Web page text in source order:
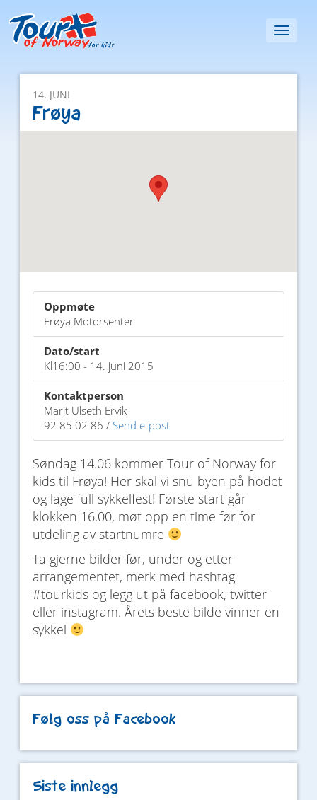
Toggle
14. JUNI
Frøya
Oppmøte
Frøya Motorsenter
Dato/start
Kl16:00 - 14. juni 2015
Kontaktperson
Marit Ulseth Ervik
92 85 02 86 / Send e-post
Søndag 14.06 kommer Tour of Norway for
kids til Frøya! Her skal vi snu byen på hodet
og lage full sykkelfest! Første start går
klokken 16.00, møt opp en time før for
utdeling av startnumre
Ta gjerne bilder før, under og etter
arrangementet, merk med hashtag
#tourkids og legg ut på facebook, twitter
eller instagram. Årets beste bilde vinner en
sykkel
Følg oss på Facebook
Siste innlegg